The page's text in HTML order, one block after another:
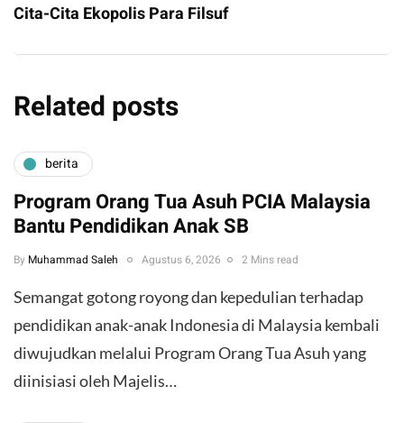
Cita-Cita Ekopolis Para Filsuf
Related posts
berita
Program Orang Tua Asuh PCIA Malaysia
Bantu Pendidikan Anak SB
By Muhammad Saleh Agustus 6, 2026 2 Mins read
​Semangat gotong royong dan kepedulian terhadap
pendidikan anak-anak Indonesia di Malaysia kembali
diwujudkan melalui Program Orang Tua Asuh yang
diinisiasi oleh Majelis…